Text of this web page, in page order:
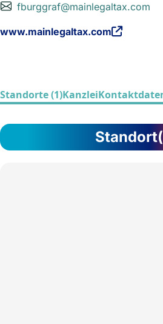
fburggraf@mainlegaltax.com
www.mainlegaltax.com
Standorte (1)Kanzlei